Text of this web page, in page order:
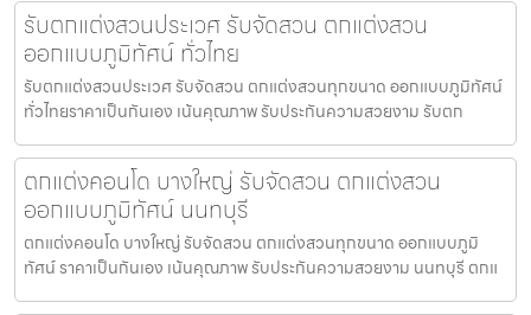
รับตกแต่งสวนประเวศ รับจัดสวน ตกแต่งสวน
ออกแบบภูมิทัศน์ ทั่วไทย
รับตกแต่งสวนประเวศ รับจัดสวน ตกแต่งสวนทุกขนาด ออกแบบภูมิทัศน์
ทั่วไทยราคาเป็นกันเอง เน้นคุณภาพ รับประกันความสวยงาม รับตก
ตกแต่งคอนโด บางใหญ่ รับจัดสวน ตกแต่งสวน
ออกแบบภูมิทัศน์ นนทบุรี
ตกแต่งคอนโด บางใหญ่ รับจัดสวน ตกแต่งสวนทุกขนาด ออกแบบภูมิ
ทัศน์ ราคาเป็นกันเอง เน้นคุณภาพ รับประกันความสวยงาม นนทบุรี ตกแ